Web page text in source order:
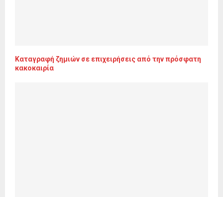
Kαταγραφή ζημιών σε επιχειρήσεις από την πρόσφατη
κακοκαιρία